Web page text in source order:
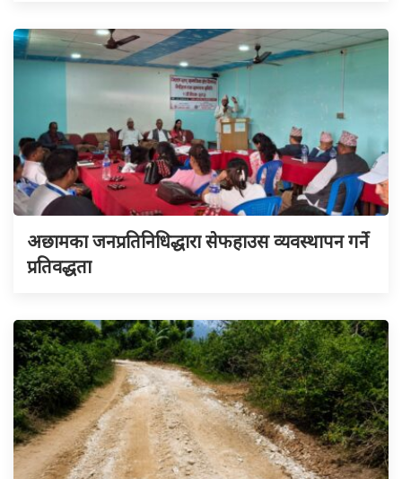
अछामका जनप्रतिनिधिद्धारा सेफहाउस व्यवस्थापन गर्ने
प्रतिवद्धता